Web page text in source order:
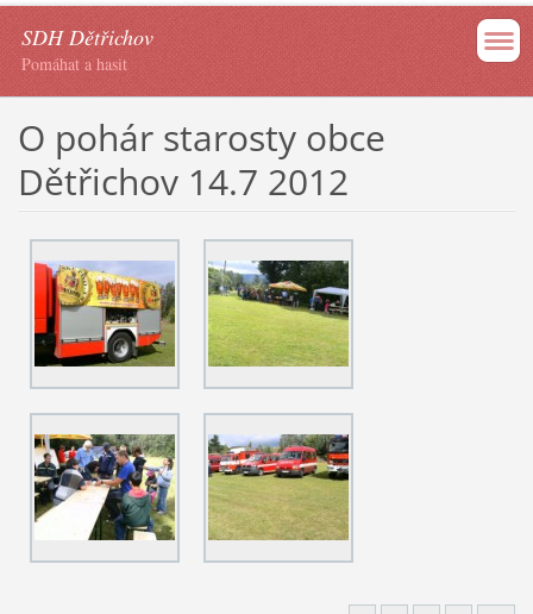
SDH Dětřichov
Pomáhat a hasit
O pohár starosty obce
Dětřichov 14.7 2012